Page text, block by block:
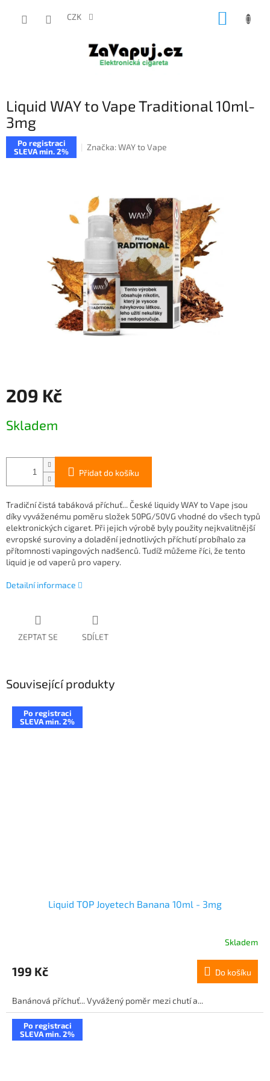
CZK
Liquid WAY to Vape Traditional 10ml-
3mg
Po registraci
SLEVA min. 2%
Značka:WAY to Vape
209 Kč
cena:
Skladem
Přidat do košíku
Tradiční čistá tabáková příchuť... České liquidy WAY to Vape jsou
díky vyváženému poměru složek 50PG/50VG vhodné do všech typů
elektronických cigaret. Při jejich výrobě byly použity nejkvalitnější
evropské suroviny a doladění jednotlivých příchutí probíhalo za
přítomnosti vapingových nadšenců. Tudíž můžeme říci, že tento
liquid je od vaperů pro vapery.
Detailní informace
ZEPTAT SE SDÍLET
Související produkty
Po registraci
SLEVA min. 2%
Liquid TOP Joyetech Banana 10ml - 3mg
Skladem
199 Kč Do košíku
Banánová příchuť... Vyvážený poměr mezi chutí a...
Po registraci
SLEVA min. 2%